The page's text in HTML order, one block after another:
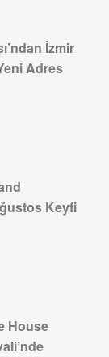
İzmir
Adres
Keyfi
House